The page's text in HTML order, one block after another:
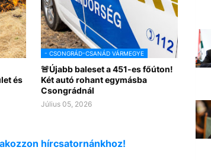
és
- CSONGRÁD-CSANÁD VÁRMEGYE
🚨Újabb baleset a 451-es főúton!
Két autó rohant egymásba
Csongrádnál
Július 05, 2026
hírcsatornánkhoz!